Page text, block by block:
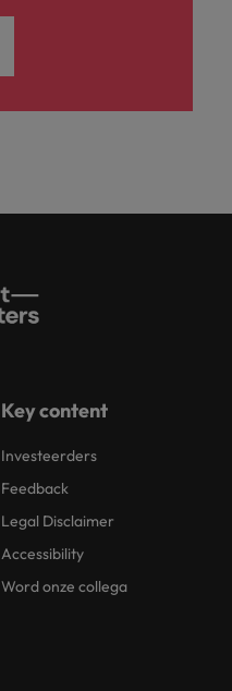
Key content
Investeerders
Feedback
Legal Disclaimer
Accessibility
Word onze collega